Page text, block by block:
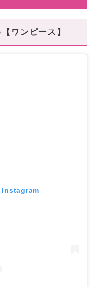
ワンピース】